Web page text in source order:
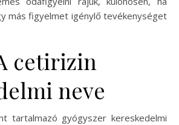
más figyelmet igénylő tevékenységet
cetirizin
neve
tartalmazó gyógyszer kereskedelmi